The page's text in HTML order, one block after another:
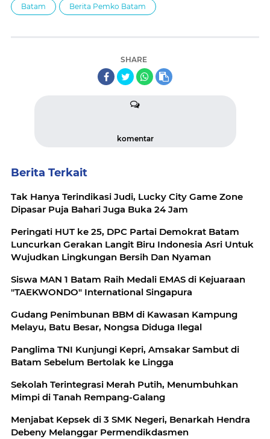
Batam Berita Pemko Batam
SHARE
komentar
Berita Terkait
Tak Hanya Terindikasi Judi, Lucky City Game Zone
Dipasar Puja Bahari Juga Buka 24 Jam
Peringati HUT ke 25, DPC Partai Demokrat Batam
Luncurkan Gerakan Langit Biru Indonesia Asri Untuk
Wujudkan Lingkungan Bersih Dan Nyaman
Siswa MAN 1 Batam Raih Medali EMAS di Kejuaraan
"TAEKWONDO" International Singapura
Gudang Penimbunan BBM di Kawasan Kampung
Melayu, Batu Besar, Nongsa Diduga Ilegal
Panglima TNI Kunjungi Kepri, Amsakar Sambut di
Batam Sebelum Bertolak ke Lingga
Sekolah Terintegrasi Merah Putih, Menumbuhkan
Mimpi di Tanah Rempang-Galang
Menjabat Kepsek di 3 SMK Negeri, Benarkah Hendra
Debeny Melanggar Permendikdasmen